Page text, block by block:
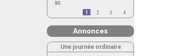
XII
1
2 3 4
Annonces
Une journée ordinaire